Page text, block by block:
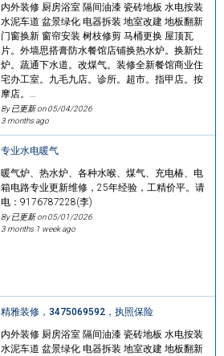
内外装修 厨房浴室 隔间油漆 瓷砖地板 水电按装
水泥车道 盆景绿化 电器拆装 地室改建 地板翻新
门窗换新 窗帘安装 树枝修剪 马桶更换 屋顶瓦
片。外墙思搭膏防水餐馆店铺换热水炉。换新灶
炉。蔬通下水道。改煤气。装修全新餐馆商业住
宅办工室。九毛九店。诊所。超市。指甲店。按
摩店。…
By 已更新 on05/04/2026
3 months ago
专业水电暖气
暖气炉、热水炉、各种水喉、煤气、充电椿、电
箱电路专业更新维修，25年经验，工精价平。请
电：9176787228(李)
By 已更新 on05/01/2026
3 months 1 week ago
精雅装修，3475069592，执照保险
内外装修 厨房浴室 隔间油漆 瓷砖地板 水电按装
水泥车道 盆景绿化 电器拆装 地室改建 地板翻新